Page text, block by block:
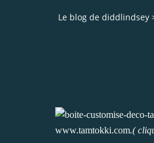
Le blog de diddlindsey
www.tamtokki.com.(